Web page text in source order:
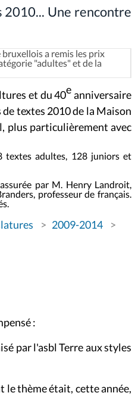
2010... Une rencontre
a remis les prix
"adultes" et de la
et du 40eanniversaire
textes 2010 de la Maison
plus particulièrement avec
textes adultes, 128 juniors et
par M. Henry Landroit,
professeur de français.
2009-2014
:
par l'asbl Terre aux styles
le thème était, cette année,